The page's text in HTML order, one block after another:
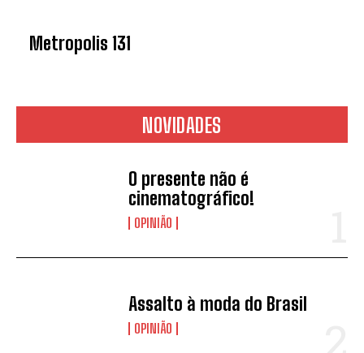
*
Vais receber informação sobre futuros
Metropolis 131
NOVIDADES
O presente não é
cinematográfico!
OPINIÃO
Assalto à moda do Brasil
OPINIÃO